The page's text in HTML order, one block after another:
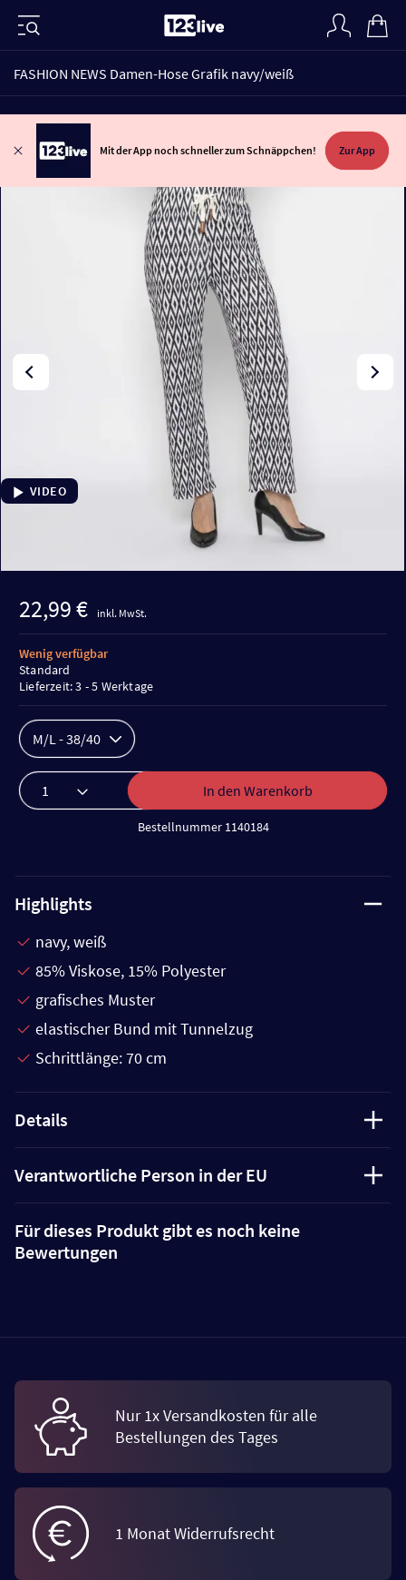
FASHION NEWS Damen-Hose Grafik navy/weiß
Mit der App noch schneller zum Schnäppchen! Zur App
VIDEO
22,99 € inkl. MwSt.
M/L - 38/40
In den Warenkorb
Bestellnummer 1140184
Wenig verfügbar
Standard
Lieferzeit: 3 - 5 Werktage
Highlights
navy, weiß
85% Viskose, 15% Polyester
grafisches Muster
elastischer Bund mit Tunnelzug
Schrittlänge: 70 cm
Details
Verantwortliche Person in der EU
Für dieses Produkt gibt es noch keine
Bewertungen
Nur 1x Versandkosten für alle
Bestellungen des Tages
1 Monat Widerrufsrecht